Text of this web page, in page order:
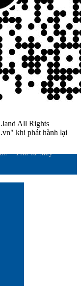
All Rights
khi phát hành lại
- Tìm là thấy